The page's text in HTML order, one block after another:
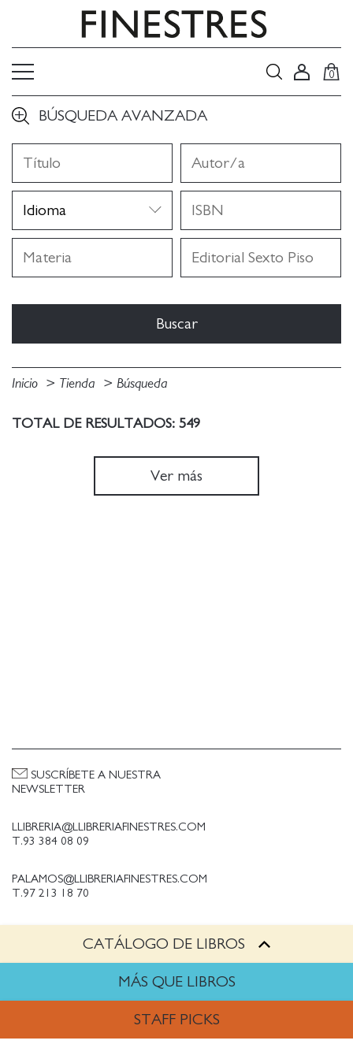
0
BÚSQUEDA AVANZADA
Inicio Tienda Búsqueda
TOTAL DE RESULTADOS: 549
CATÁLOGO DE LIBROS
MÁS QUE LIBROS
STAFF PICKS
Ver más
LLIBRERIA@LLIBRERIAFINESTRES.COM
T.93 384 08 09
PALAMOS@LLIBRERIAFINESTRES.COM
T.97 213 18 70
PALESTINA@LLIBRERIAFINESTRES.COM
TRABAJA CON NOSOTROS
SUSCRÍBETE A NUESTRA
NEWSLETTER